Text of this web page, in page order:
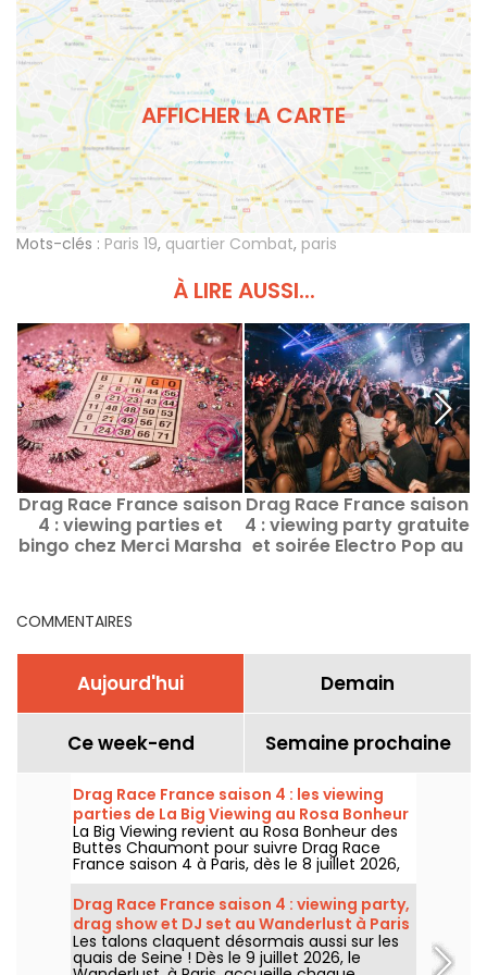
AFFICHER LA CARTE
Mots-clés : Paris 19, quartier Combat, paris
À LIRE AUSSI...
Drag Race France saison
4 : viewing parties et
bingo chez Merci Marsha
Drag Race France saison
4 : viewing party gratuite
et soirée Electro Pop au
COMMENTAIRES
Aujourd'hui Demain
Ce week-end Semaine prochaine
Drag Race France saison 4 : les viewing
parties de La Big Viewing au Rosa Bonheur
La Big Viewing revient au Rosa Bonheur des
Buttes Chaumont pour suivre Drag Race
France saison 4 à Paris, dès le 8 juillet 2026,
puis chaque soir de diffusion. Animée par La
Big Bertha, cette viewing party réunit
projection de l’épisode, performances drag,
quiz, invités et surprises.
Drag Race France saison 4 : viewing party,
drag show et DJ set au Wanderlust à Paris
Les talons claquent désormais aussi sur les
quais de Seine ! Dès le 9 juillet 2026, le